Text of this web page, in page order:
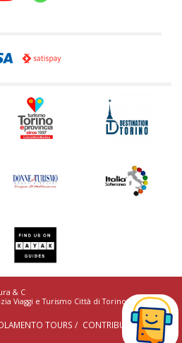
& C
Viaggi e Turismo Città di Torino n.
TOURS / CONTRIBUTI EROGATI